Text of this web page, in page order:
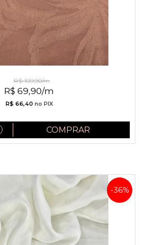
R$ 69,90/m
R$ 109,90/m
R$ 66,40 no PIX
COMPRAR
-36%